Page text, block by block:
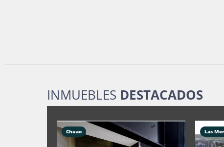
INMUEBLES DESTACADOS
Chuao Las